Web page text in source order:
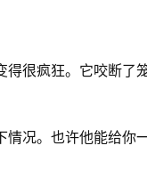
很疯狂。它咬断了
况。也许他能给你